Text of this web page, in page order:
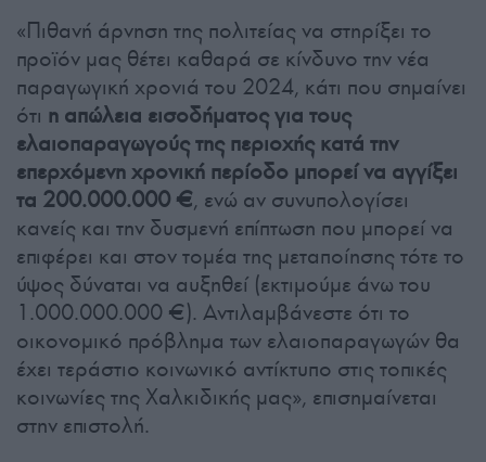
«Πιθανή άρνηση της πολιτείας να στηρίξει το
προϊόν μας θέτει καθαρά σε κίνδυνο την νέα
παραγωγική χρονιά του 2024, κάτι που σημαίνει
ότι η απώλεια εισοδήματος για τους
ελαιοπαραγωγούς της περιοχής κατά την
επερχόμενη χρονική περίοδο μπορεί να αγγίξει
τα 200.000.000 €, ενώ αν συνυπολογίσει
κανείς και την δυσμενή επίπτωση που μπορεί να
επιφέρει και στον τομέα της μεταποίησης τότε το
ύψος δύναται να αυξηθεί (εκτιμούμε άνω του
1.000.000.000 €). Αντιλαμβάνεστε ότι το
οικονομικό πρόβλημα των ελαιοπαραγωγών θα
έχει τεράστιο κοινωνικό αντίκτυπο στις τοπικές
κοινωνίες της Χαλκιδικής μας», επισημαίνεται
στην επιστολή.